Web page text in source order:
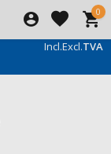
0
Incl.Excl.TVA